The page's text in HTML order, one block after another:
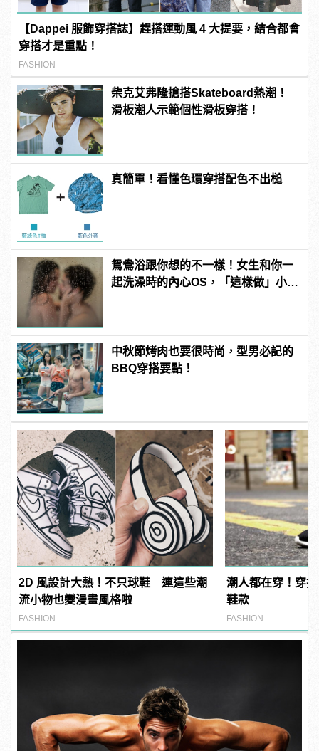
【Dappei 服飾穿搭誌】趕搭運動風 4 大提要，結合都會
穿搭才是重點！
FASHION
柴克艾弗隆搶搭Skateboard熱潮！
滑板潮人示範個性滑板穿搭！
真簡單！看懂色環穿搭配色不出槌
鴛鴦浴跟你想的不一樣！女生和你一
起洗澡時的內心OS，「這樣做」小心
中秋節烤肉也要很時尚，型男必記的
BBQ穿搭要點！
2D 風設計大熱！不只球鞋 連這些潮
流小物也變漫畫風格啦
FASHION
潮人都在穿！穿
鞋款
FASHION